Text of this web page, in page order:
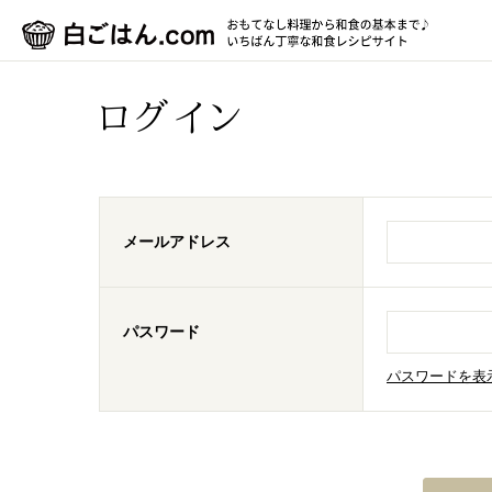
ログイン
メールアドレス
パスワード
パスワードを表